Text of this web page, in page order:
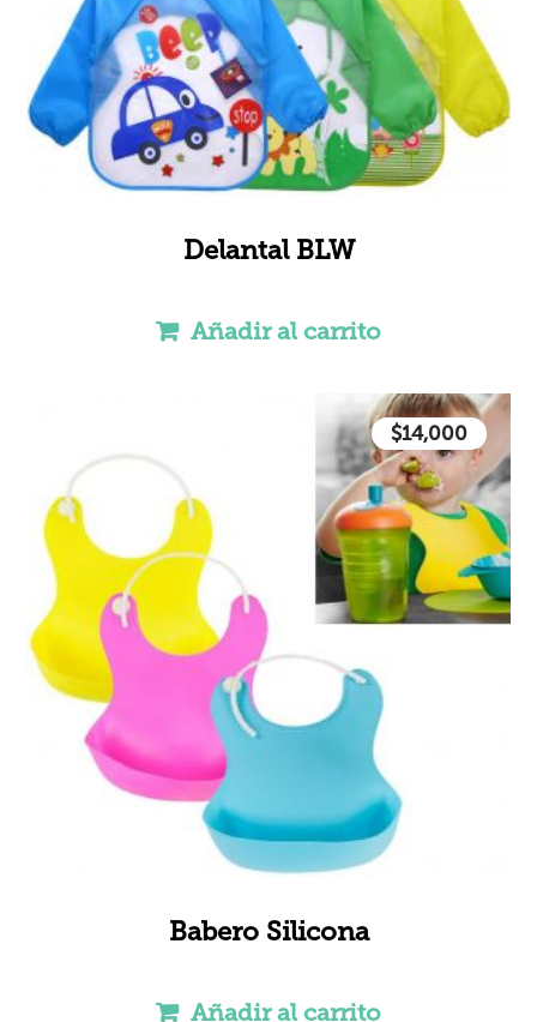
Delantal BLW
Añadir al carrito
Babero Silicona
$14,000
Añadir al carrito